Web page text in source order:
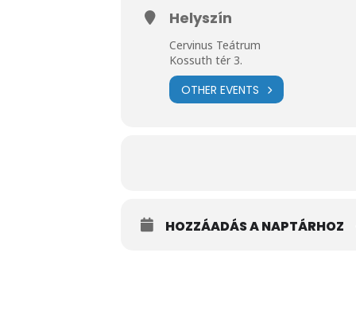
Helyszín
Cervinus Teátrum
Kossuth tér 3.
OTHER EVENTS
HOZZÁADÁS A NAPTÁRHOZ